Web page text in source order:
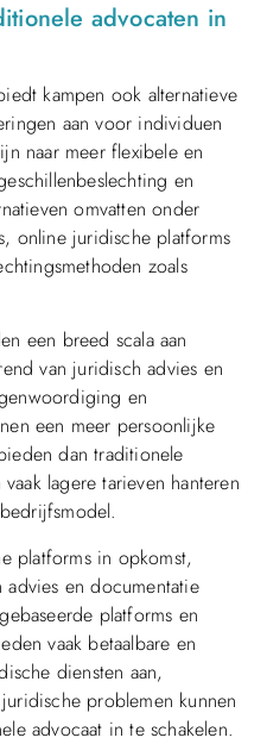
advocaten in
kampen ook alternatieve
aan voor individuen
naar meer flexibele en
en
omvatten onder
online juridische platforms
zoals
een breed scala aan
van juridisch advies en
en
een meer persoonlijke
dan traditionele
lagere tarieven hanteren
platforms in opkomst,
en documentatie
platforms en
vaak betaalbare en
diensten aan,
problemen kunnen
advocaat in te schakelen.